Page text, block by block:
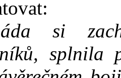
si
splnila